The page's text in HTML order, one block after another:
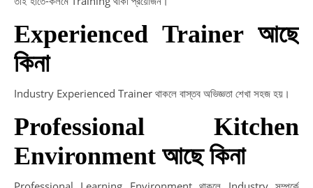
Experienced Trainer আছে
কিনা
Industry Experienced Trainer থাকলে বাস্তব অভিজ্ঞতা শেখা সহজ হয়।
Professional Kitchen
Environment আছে কিনা